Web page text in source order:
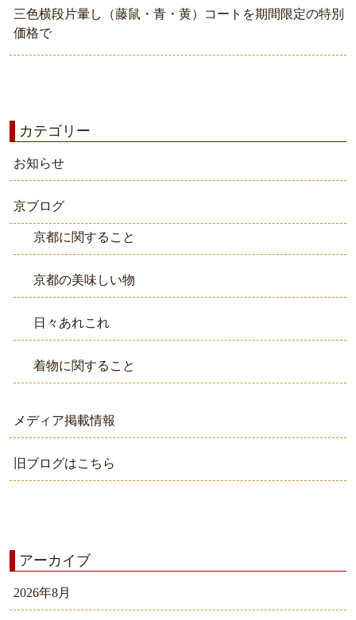
三色横段片暈し（藤鼠・青・黄）コートを期間限定の特別
価格で
カテゴリー
お知らせ
京ブログ
京都に関すること
京都の美味しい物
日々あれこれ
着物に関すること
メディア掲載情報
旧ブログはこちら
アーカイブ
2026年8月